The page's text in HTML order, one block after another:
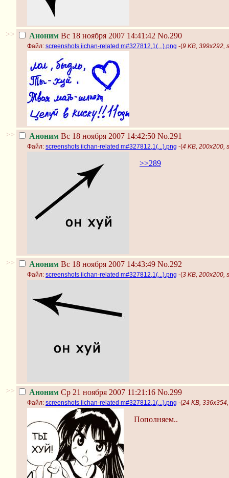
>> Аноним Вс 18 ноября 2007 14:41:42 No.290
Файл: screenshots iichan-related m#327812,1(...).png -(9 KB, 399x292,
>> Аноним Вс 18 ноября 2007 14:42:50 No.291
Файл: screenshots iichan-related m#327812,1(...).png -(4 KB, 200x200,
>>289
>> Аноним Вс 18 ноября 2007 14:43:49 No.292
Файл: screenshots iichan-related m#327812,1(...).png -(3 KB, 200x200,
>> Аноним Ср 21 ноября 2007 11:21:16 No.299
Файл: screenshots iichan-related m#327812,1(...).png -(24 KB,
Пополняем..